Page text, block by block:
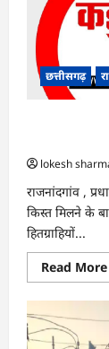
छत्तीसगढ़
lokesh
राजनांदगांव ,
किस्त मिलने के
हितग्राहियों...
Read More
: